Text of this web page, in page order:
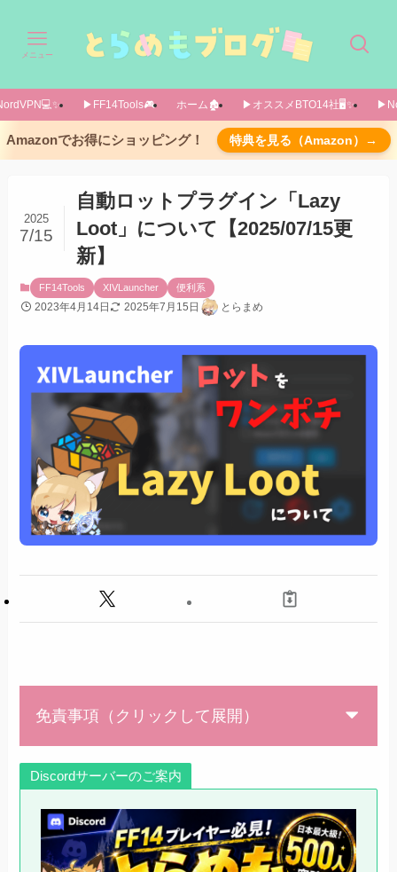
メニュー
▶FF14Tools🎮️ ホーム🏚️ ▶オススメBTO14社🖥️✨️
Amazonでお得にショッピング！ 特典を見る（Amazon）→
自動ロットプラグイン「Lazy
Loot」について【2025/07/15更
新】
2025
7/15
FF14Tools XIVLauncher 便利系
2023年4月14日 2025年7月15日 とらまめ
免責事項（クリックして展開）
Discordサーバーのご案内
導入方法
カスタムプラグインリポジトリ
設定画面
よく使うコマンドを先に紹介
Features(機能)
User Restrictionタブ
あとがき